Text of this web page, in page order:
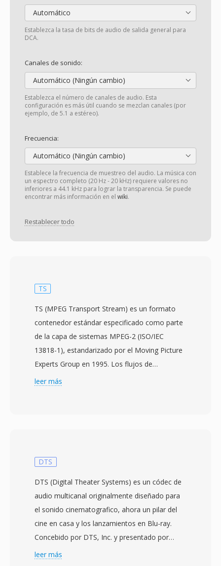
Automático
Establezca la tasa de bits de audio de salida general para
DCA.
Canales de sonido:
Automático (Ningún cambio)
Establezca el número de canales de audio. Esta
configuración es más útil cuando se mezclan canales (por
ejemplo, de 5.1 a estéreo).
Frecuencia:
Automático (Ningún cambio)
Establece la frecuencia de muestreo del audio. La música con
un espectro completo (20 Hz - 20 kHz) requiere valores no
inferiores a 44.1 kHz para lograr la transparencia. Se puede
encontrar más información en el wiki.
Restablecer todo
TS
TS (MPEG Transport Stream) es un formato
contenedor estándar especificado como parte
de la capa de sistemas MPEG-2 (ISO/IEC
13818-1), estandarizado por el Moving Picture
Experts Group en 1995. Los flujos de
transporte están diseñados para entornos de
de 188 bytes, cada uno con una cabecera de 4
indicacion de error e identificacion de flujo.
Está estructura de paquetes permite a los
receptores resincronizarse rápidamente
después de interrupciones de señal, una
capacidad critica para la entrega de difusion en
tiempo real qué distingue a los flujos de
leer más
DTS
DTS (Digital Theater Systems) es un códec de
audio multicanal originalmente diseñado para
el sonido cinematografico, ahora un pilar del
cine en casa y los lanzamientos en Blu-ray.
Concebido por DTS, Inc. y presentado por
primera vez en cines junto con la película
leer más